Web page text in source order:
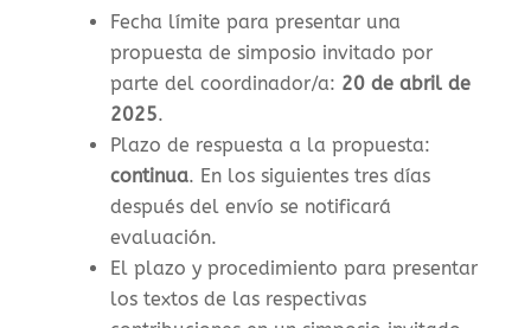
Fecha límite para presentar una
propuesta de simposio invitado por
parte del coordinador/a: 20 de abril de
2025.
Plazo de respuesta a la propuesta:
continua. En los siguientes tres días
después del envío se notificará
evaluación.
El plazo y procedimiento para presentar
los textos de las respectivas